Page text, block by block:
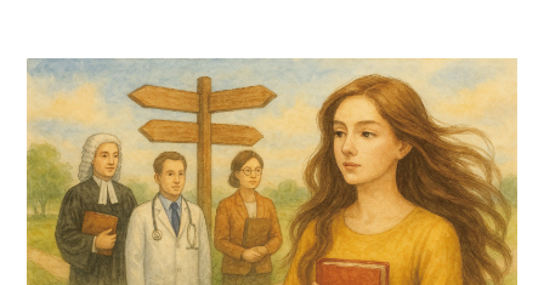
徵文賞析